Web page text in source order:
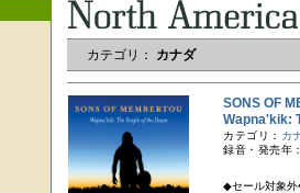
カテゴリ： カナダ
SONS OF
Wapna'kik:
カテゴリ： カ
録音・発売年
◆セール対象外